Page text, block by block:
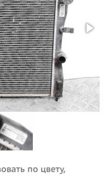
по цвету,